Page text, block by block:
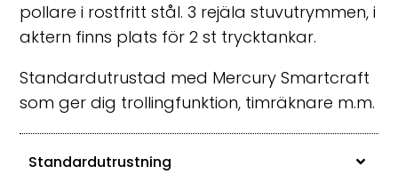
pollare i rostfritt stål. 3 rejäla stuvutrymmen, i
aktern finns plats för 2 st trycktankar.
Standardutrustad med Mercury Smartcraft
som ger dig trollingfunktion, timräknare m.m.
Standardutrustning